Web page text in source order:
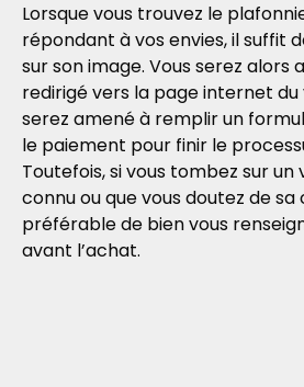
Lorsque vous trouvez le
répondant à vos envies, il suffit
sur son image. Vous serez
redirigé vers la page internet du
serez amené à remplir un
le paiement pour finir le
Toutefois, si vous tombez sur un
connu ou que vous doutez de sa
préférable de bien vous
avant l’achat.